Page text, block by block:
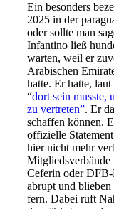
Ein besonders
2025 in der
oder sollte man
Infantino ließ
warten, weil er
Arabischen
hatte. Er hatte,
“dort sein musste,
zu vertreten”. Er
schaffen können.
offizielle
hier nicht mehr
Ceferin oder DFB-
abrupt und
fern. Dabei ruft